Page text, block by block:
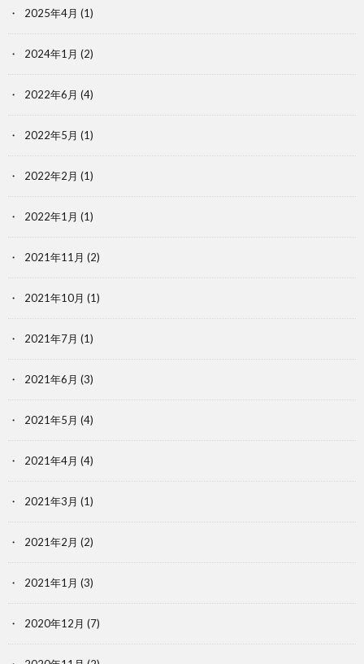
2025年4月 (1)
2024年1月 (2)
2022年6月 (4)
2022年5月 (1)
2022年2月 (1)
2022年1月 (1)
2021年11月 (2)
2021年10月 (1)
2021年7月 (1)
2021年6月 (3)
2021年5月 (4)
2021年4月 (4)
2021年3月 (1)
2021年2月 (2)
2021年1月 (3)
2020年12月 (7)